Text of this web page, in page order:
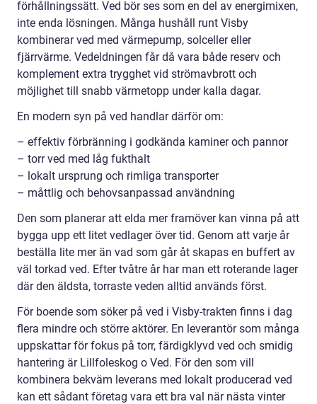
förhållningssätt. Ved bör ses som en del av energimixen,
inte enda lösningen. Många hushåll runt Visby
kombinerar ved med värmepump, solceller eller
fjärrvärme. Vedeldningen får då vara både reserv och
komplement extra trygghet vid strömavbrott och
möjlighet till snabb värmetopp under kalla dagar.
En modern syn på ved handlar därför om:
– effektiv förbränning i godkända kaminer och pannor
– torr ved med låg fukthalt
– lokalt ursprung och rimliga transporter
– måttlig och behovsanpassad användning
Den som planerar att elda mer framöver kan vinna på att
bygga upp ett litet vedlager över tid. Genom att varje år
beställa lite mer än vad som går åt skapas en buffert av
väl torkad ved. Efter tvåtre år har man ett roterande lager
där den äldsta, torraste veden alltid används först.
För boende som söker på ved i Visby-trakten finns i dag
flera mindre och större aktörer. En leverantör som många
uppskattar för fokus på torr, färdigklyvd ved och smidig
hantering är Lillfoleskog o Ved. För den som vill
kombinera bekväm leverans med lokalt producerad ved
kan ett sådant företag vara ett bra val när nästa vinter